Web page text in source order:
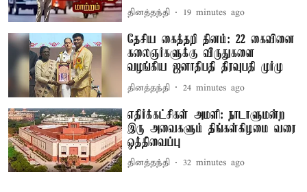
தினத்தந்தி 19 minutes ago
தேசிய கைத்தறி தினம்: 22 கைவினை
கலைஞர்களுக்கு விருதுகளை
வழங்கிய ஜனாதிபதி திரவுபதி முர்மு
தினத்தந்தி 24 minutes ago
எதிர்க்கட்சிகள் அமளி: நாடாளுமன்ற
இரு அவைகளும் திங்கள்கிழமை வரை
ஒத்திவைப்பு
தினத்தந்தி 32 minutes ago